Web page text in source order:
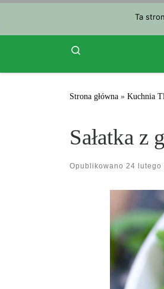
Strona główna » Kuchnia
Sałatka
Opublikowano 24 lutego
Ta